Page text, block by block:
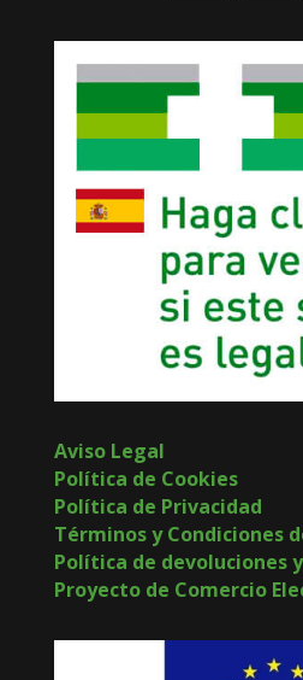
Aviso Legal
Política de Cookies
Política de Privacidad
Términos y Condiciones
Política de devoluciones
Proyecto de Comercio